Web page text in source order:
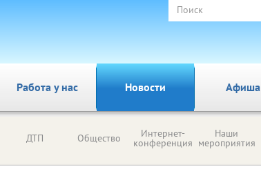
Работа у нас Новости Афиша
ДТП Общество Интернет-
конференция
Наши
мероприятия